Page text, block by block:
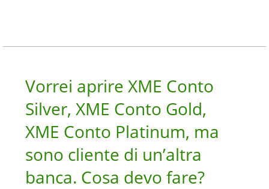
Vorrei aprire XME Conto
Silver, XME Conto Gold,
XME Conto Platinum, ma
sono cliente di un’altra
banca. Cosa devo fare?